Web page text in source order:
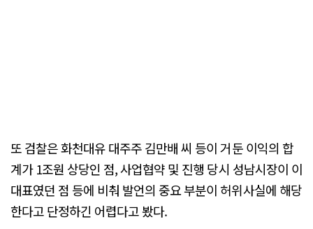
또 검찰은 화천대유 대주주 김만배 씨 등이 거둔 이익의 합
계가 1조원 상당인 점, 사업협약 및 진행 당시 성남시장이 이
대표였던 점 등에 비춰 발언의 중요 부분이 허위사실에 해당
한다고 단정하긴 어렵다고 봤다.